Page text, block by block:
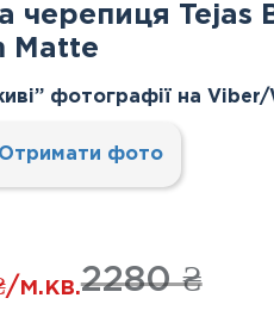
черепиця Tejas
Matte
фотографії на
Отримати фото
2280 ₴
/м.кв.